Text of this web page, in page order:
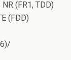
(FR1, TDD)
(FDD)